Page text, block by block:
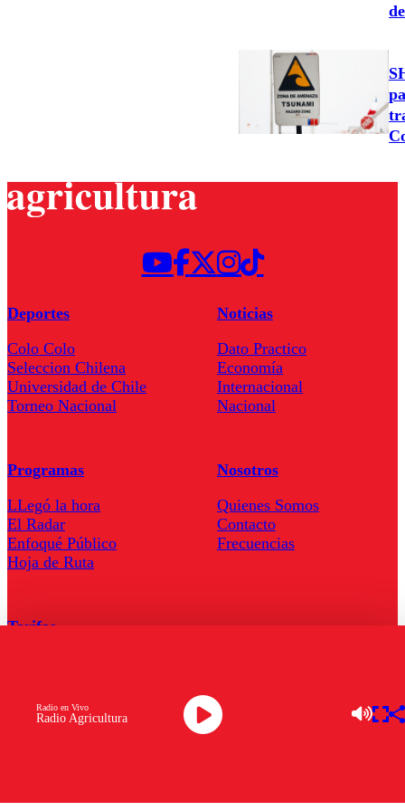
Radio Agricultura
Radio en Vivo
Deportes
Colo Colo
Seleccion Chilena
Universidad de Chile
Torneo Nacional
Noticias
Dato Practico
Economía
Internacional
Nacional
Programas
LLegó la hora
El Radar
Enfoqué Público
Hoja de Ruta
Nosotros
Quienes Somos
Contacto
Frecuencias
Tarifas
Descarga la APP